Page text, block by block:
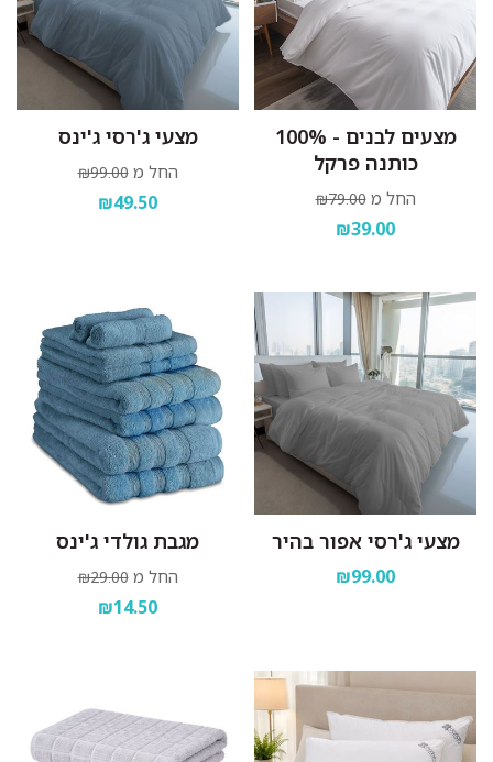
מצעים לבנים - 100%
כותנה פרקל
החל מ ₪79.00
₪39.00
מצעי ג'רסי ג'ינס
החל מ ₪99.00
₪49.50
מצעי ג'רסי אפור בהיר
₪99.00
מגבת גולדי ג'ינס
החל מ ₪29.00
₪14.50